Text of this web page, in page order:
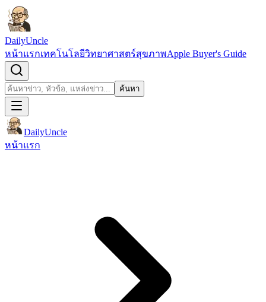
ข้ามไปยังเนื้อหา
DailyUncle
หน้าแรกเทคโนโลยีวิทยาศาสตร์สุขภาพApple Buyer's Guide
ค้นหา ค้นหา
DailyUncle
หน้าแรก